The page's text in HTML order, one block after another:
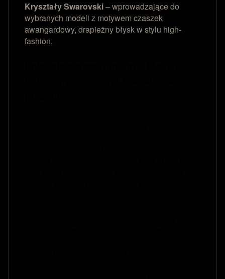
Kryształy Swarovski– wprowadzające do
wybranych modeli z motywem czaszek
awangardowy, drapieżny błysk w stylu high-
fashion.